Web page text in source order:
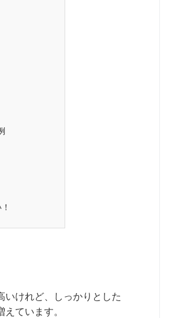
いけれど、しっかりとした
ています。